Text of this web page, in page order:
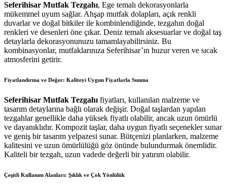
Seferihisar Mutfak Tezgahı, Ege temalı dekorasyonlarla
mükemmel uyum sağlar. Ahşap mutfak dolapları, açık renkli
duvarlar ve doğal bitkiler ile kombinlendiğinde, tezgahın doğal
renkleri ve desenleri öne çıkar. Deniz temalı aksesuarlar ve doğal taş
detaylarla dekorasyonunuzu tamamlayabilirsiniz. Bu
kombinasyonlar, mutfaklarınıza Seferihisar’ın huzur veren ve sıcak
atmosferini getirir.
Fiyatlandırma ve Değer: Kaliteyi Uygun Fiyatlarla Sunma
Seferihisar Mutfak Tezgahı fiyatları, kullanılan malzeme ve
tasarım detaylarına bağlı olarak değişir. Doğal taşlardan yapılan
tezgahlar genellikle daha yüksek fiyatlı olabilir, ancak uzun ömürlü
ve dayanıklıdır. Kompozit taşlar, daha uygun fiyatlı seçenekler sunar
ve geniş bir tasarım yelpazesi sunar. Bütçenizi planlarken, malzeme
kalitesini ve uzun ömürlülüğü göz önünde bulundurmak önemlidir.
Kaliteli bir tezgah, uzun vadede değerli bir yatırım olabilir.
Çeşitli Kullanım Alanları: Şıklık ve Çok Yönlülük